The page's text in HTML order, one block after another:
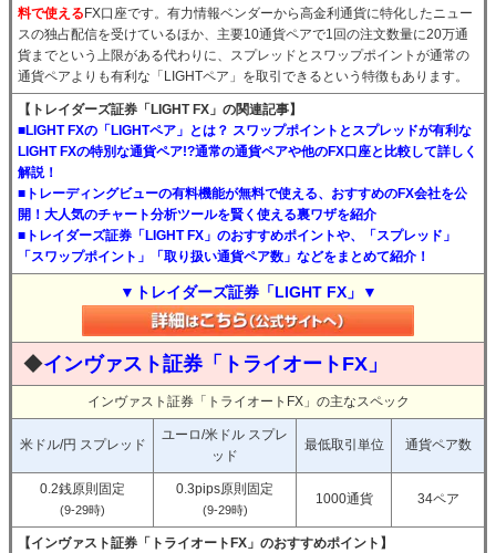
料で使える FX口座です。有力情報ベンダーから高金利通貨に特化したニュー
スの独占配信を受けているほか、主要10通貨ペアで1回の注文数量に20万通
貨までという上限がある代わりに、スプレッドとスワップポイントが通常の
通貨ペアよりも有利な「LIGHTペア」を取引できるという特徴もあります。
【トレイダーズ証券「LIGHT FX」の関連記事】
■LIGHT FXの「LIGHTペア」とは？ スワップポイントとスプレッドが有利な
LIGHT FXの特別な通貨ペア!?通常の通貨ペアや他のFX口座と比較して詳しく
解説！
■トレーディングビューの有料機能が無料で使える、おすすめのFX会社を公
開！大人気のチャート分析ツールを賢く使える裏ワザを紹介
■トレイダーズ証券「LIGHT FX」のおすすめポイントや、「スプレッド」
「スワップポイント」「取り扱い通貨ペア数」などをまとめて紹介！
▼トレイダーズ証券「LIGHT FX」▼
◆インヴァスト証券「トライオートFX」
インヴァスト証券「トライオートFX」の主なスペック
米ドル/円 スプレッド
ユーロ/米ドル スプレ
ッド
最低取引単位 通貨ペア数
0.2銭原則固定
(9-29時)
0.3pips原則固定
(9-29時)
1000通貨 34ペア
【インヴァスト証券「トライオートFX」のおすすめポイント】